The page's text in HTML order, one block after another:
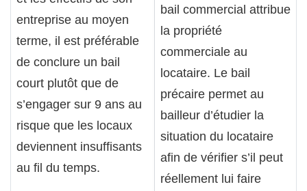
entreprise au moyen
terme, il est préférable
de conclure un bail
court plutôt que de
s’engager sur 9 ans au
risque que les locaux
deviennent insuffisants
au fil du temps.
bail commercial attribue
la propriété
commerciale au
locataire. Le bail
précaire permet au
bailleur d’étudier la
situation du locataire
afin de vérifier s’il peut
réellement lui faire